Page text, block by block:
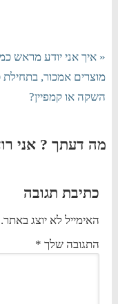
« איך אני יודע מראש
מוצרים אמכור, בתחילת
השקה או קמפיין?
מה דעתך ? אני
כתיבת תגובה
האימייל לא יוצג באתר.
התגובה שלך *